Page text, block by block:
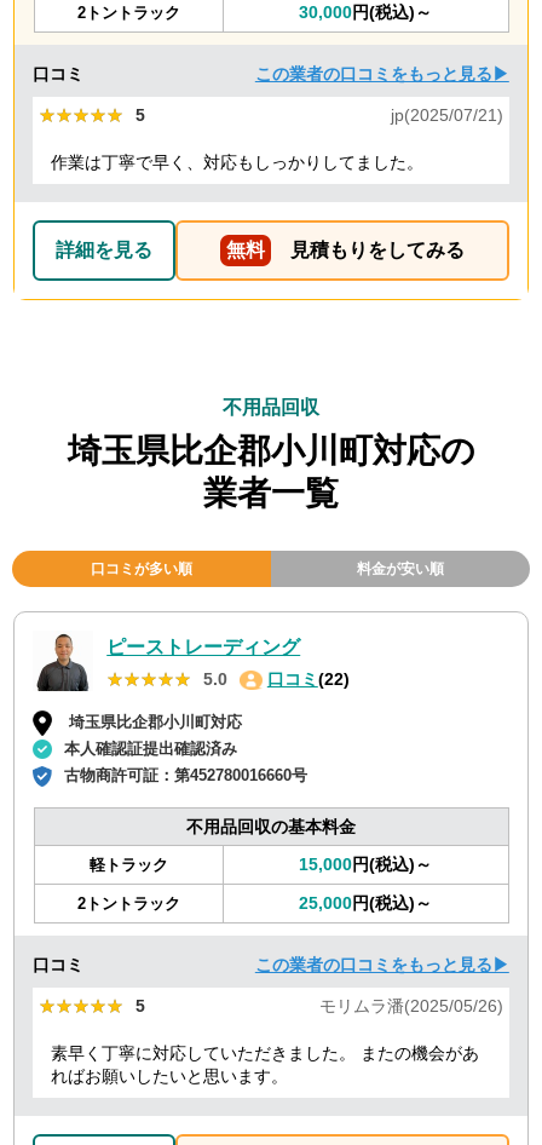
2トントラック 30,000円(税込)～
口コミ この業者の口コミをもっと見る▶
★★★★★
★★★★★ 5 jp(2025/07/21)
作業は丁寧で早く、対応もしっかりしてました。
詳細を見る 無料 見積もりをしてみる
不用品回収
埼玉県比企郡小川町対応の
業者一覧
口コミが多い順 料金が安い順
ピーストレーディング
★★★★★
★★★★★ 5.0 口コミ (22)
埼玉県比企郡小川町対応
本人確認証提出確認済み
古物商許可証：第452780016660号
不用品回収の基本料金
軽トラック 15,000円(税込)～
2トントラック 25,000円(税込)～
口コミ この業者の口コミをもっと見る▶
★★★★★
★★★★★ 5 モリムラ潘(2025/05/26)
素早く丁寧に対応していただきました。 またの機会があ
ればお願いしたいと思います。